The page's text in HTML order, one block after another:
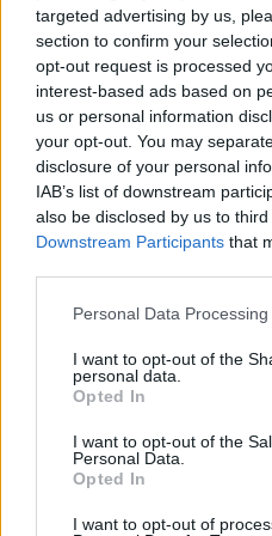
targeted advertising by us,
section to confirm your
opt-out request is processed
interest-based ads based on
us or personal information
your opt-out. You may
disclosure of your personal
IAB’s list of downstream
also be disclosed by us to
Downstream Participants that
Please note that this website/
not limited to your visit or
grant or deny consent to
use your data for below
consent section.
Personal Data
I want to opt-out of the
personal data.
Opted In
I want to opt-out of the
Personal Data.
Opted In
I want to opt-out of
κυρώσεις